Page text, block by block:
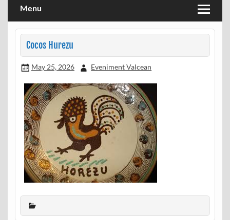
Menu
Cocos Hurezu
May 25, 2026 Eveniment Valcean